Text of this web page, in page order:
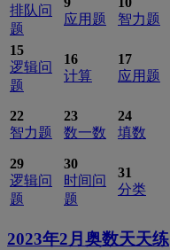
排队问
题
应用题
智力题
15
逻辑问
题
16
计算
17
应用题
22
智力题
23
数一数
24
填数
29
逻辑问
题
30
时间问
题
31
分类
2023年2月 奥数天天练